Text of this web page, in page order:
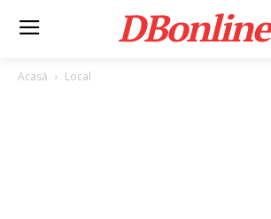
DBonline
Acasă Local